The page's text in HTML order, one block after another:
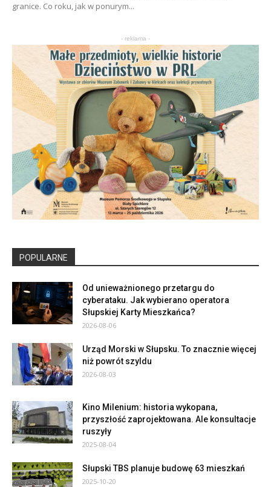
granice. Co roku, jak w ponurym...
- reklama -
POPULARNE
Od unieważnionego przetargu do
cyberataku. Jak wybierano operatora
Słupskiej Karty Mieszkańca?
2026-08-06
Urząd Morski w Słupsku. To znacznie więcej
niż powrót szyldu
2026-08-03
Kino Milenium: historia wykopana,
przyszłość zaprojektowana. Ale konsultacje
ruszyły
2025-08-04
Słupski TBS planuje budowę 63 mieszkań
2025-10-20